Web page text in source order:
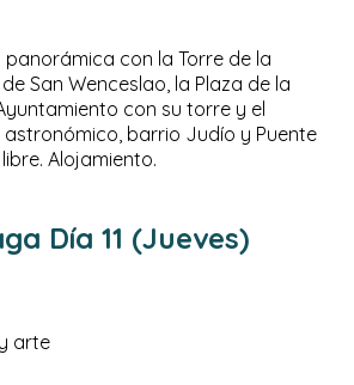
panorámica con la Torre de la
San Wenceslao, la Plaza de la
con su torre y el
barrio Judío y Puente
Alojamiento.
Día 11 (Jueves)
arte